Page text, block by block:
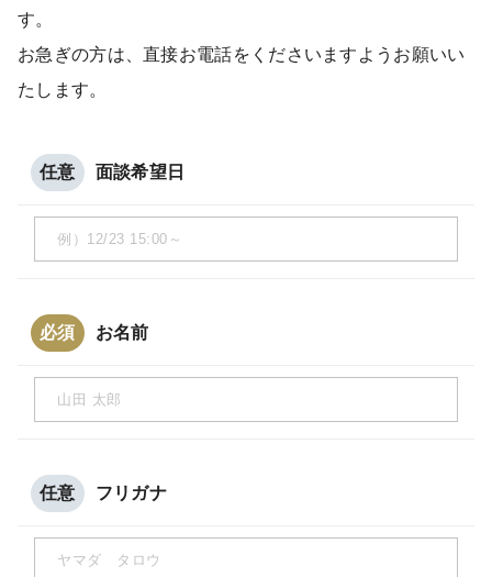
す。
お急ぎの方は、直接お電話をくださいますようお願いい
たします。
任意 面談希望日
必須 お名前
任意 フリガナ